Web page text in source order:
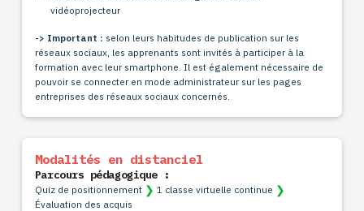
vidéoprojecteur
-> Important : selon leurs habitudes de publication sur les
réseaux sociaux, les apprenants sont invités à participer à la
formation avec leur smartphone. Il est également nécessaire de
pouvoir se connecter en mode administrateur sur les pages
entreprises des réseaux sociaux concernés.
Modalités en distanciel
Parcours pédagogique :
Quiz de positionnement❯ 1 classe virtuelle continue ❯
Évaluation des acquis